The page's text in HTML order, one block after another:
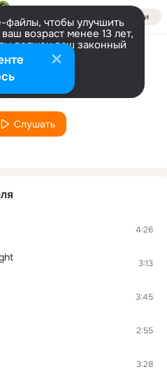
Войти
чтобы улучшить
возраст менее 13 лет,
должен ваш законный
информации
Mr. Postman
Gal
Слушать
4:26
3:13
3:45
2:55
3:28